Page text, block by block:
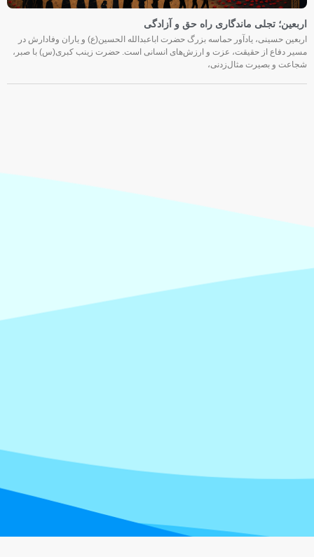
اربعین؛ تجلی ماندگاری راه حق و آزادگی
اربعین حسینی، یادآور حماسه بزرگ حضرت اباعبدالله الحسین(ع) و یاران وفادارش در
مسیر دفاع از حقیقت، عزت و ارزش‌های انسانی است. حضرت زینب کبری(س) با صبر،
شجاعت و بصیرت مثال‌زدنی،